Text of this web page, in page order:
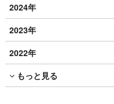
2024年
2023年
2022年
もっと見る